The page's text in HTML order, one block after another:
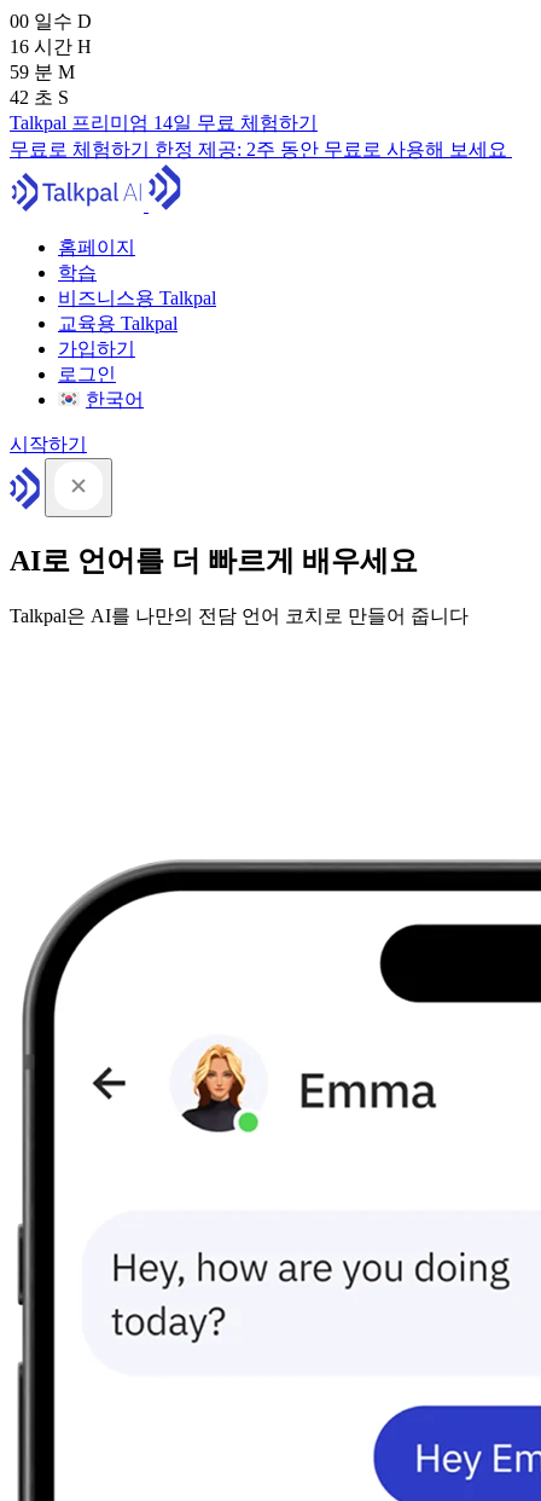
00 일수 D
16 시간 H
59 분 M
41 초 S
Talkpal 프리미엄 14일 무료 체험하기
무료로 체험하기 한정 제공: 2주 동안 무료로 사용해 보세요
홈페이지
학습
비즈니스용 Talkpal
교육용 Talkpal
가입하기
로그인
한국어
시작하기
AI로 언어를 더 빠르게 배우세요
Talkpal은 AI를 나만의 전담 언어 코치로 만들어 줍니다